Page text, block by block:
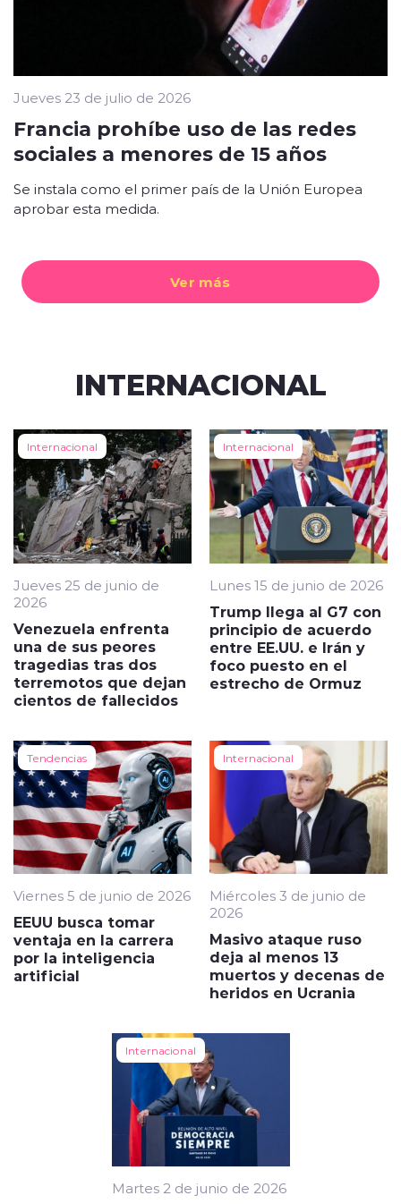
Ver más
Jueves 23 de julio de 2026
Francia prohíbe uso de las redes
sociales a menores de 15 años
Se instala como el primer país de la Unión Europea
aprobar esta medida.
INTERNACIONAL
Internacional
Jueves 25 de junio de
2026
Venezuela enfrenta
una de sus peores
tragedias tras dos
terremotos que dejan
cientos de fallecidos
Internacional
Lunes 15 de junio de 2026
Trump llega al G7 con
principio de acuerdo
entre EE.UU. e Irán y
foco puesto en el
estrecho de Ormuz
Tendencias
Viernes 5 de junio de 2026
EEUU busca tomar
ventaja en la carrera
por la inteligencia
artificial
Internacional
Miércoles 3 de junio de
2026
Masivo ataque ruso
deja al menos 13
muertos y decenas de
heridos en Ucrania
Internacional
Martes 2 de junio de 2026